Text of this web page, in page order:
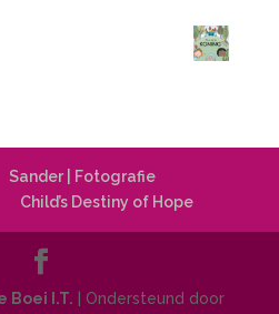
Sander | Fotografie
Child’s Destiny of Hope
Boei I.T. | Ondersteund door